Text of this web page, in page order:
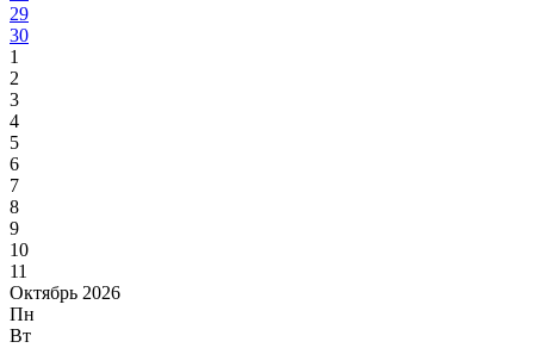
29
30
1
2
3
4
5
6
7
8
9
10
11
Октябрь 2026
Пн
Вт